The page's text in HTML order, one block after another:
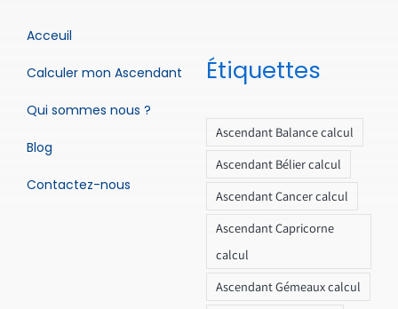
Acceuil
Calculer mon Ascendant
Qui sommes nous ?
Blog
Contactez-nous
Étiquettes
Ascendant Balance calcul
Ascendant Bélier calcul
Ascendant Cancer calcul
Ascendant Capricorne
calcul
Ascendant Gémeaux calcul